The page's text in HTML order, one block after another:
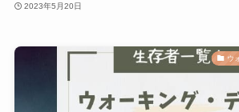
2023年5月20日
ウ